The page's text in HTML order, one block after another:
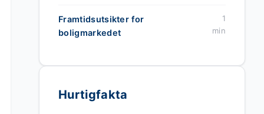
Framtidsutsikter for
boligmarkedet
1
min
Hurtigfakta